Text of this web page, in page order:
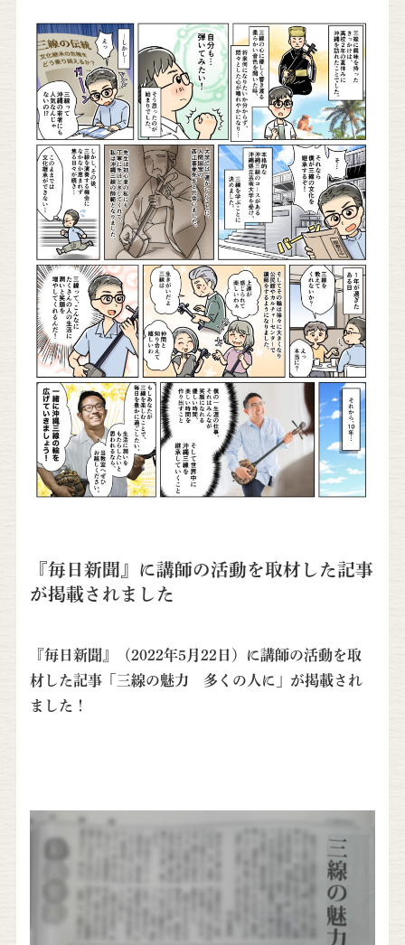
『毎日新聞』に講師の活動を取材した記事
が掲載されました
『毎日新聞』（2022年5月22日）に講師の活動を取
材した記事「三線の魅力 多くの人に」が掲載され
ました！